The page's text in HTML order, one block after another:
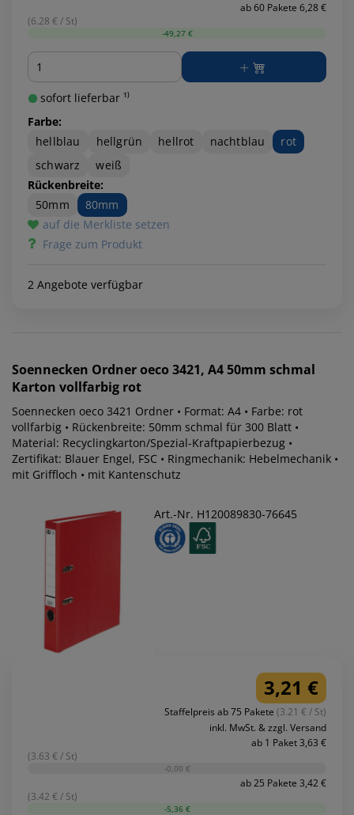
ab 60 Pakete 6,28 €
(6.28 € / St)
-49,27 €
Menge
sofort lieferbar ¹⁾
Farbe:
hellblau
hellgrün hellrot nachtblau
rot
schwarz
weiß
Rückenbreite:
50mm
80mm
auf die Merkliste setzen
Frage zum Produkt
2 Angebote verfügbar
Soennecken Ordner oeco 3421, A4 50mm schmal
Karton vollfarbig rot
Soennecken oeco 3421 Ordner • Format: A4 • Farbe: rot
vollfarbig • Rückenbreite: 50mm schmal für 300 Blatt •
Material: Recyclingkarton/Spezial-Kraftpapierbezug •
Zertifikat: Blauer Engel, FSC • Ringmechanik: Hebelmechanik •
mit Griffloch • mit Kantenschutz
Art.-Nr. H120089830-76645
3,21 €
Staffelpreis ab 75 Pakete (3.21 € / St)
inkl. MwSt. & zzgl. Versand
ab 1 Paket 3,63 €
(3.63 € / St)
-0,00 €
ab 25 Pakete 3,42 €
(3.42 € / St)
-5,36 €